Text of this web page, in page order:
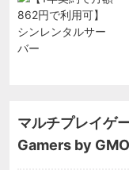
マルチプレイゲ
Gamers by